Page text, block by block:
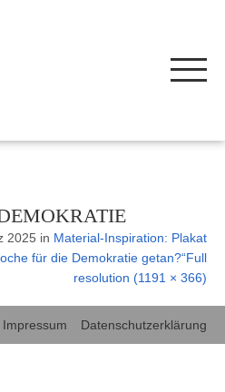
2025 in Material-Inspiration: Plakat
für die Demokratie getan?“Full
resolution (1191 × 366)
Impressum Datenschutzerklärung